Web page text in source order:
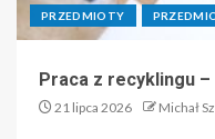
PRZEDMIOTY
Praca z recyklingu
21 lipca 2026 Michał